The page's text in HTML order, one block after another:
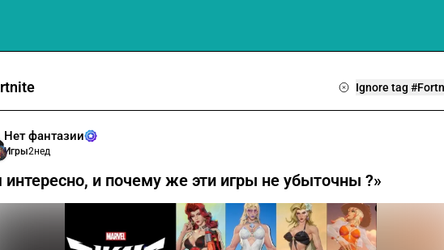
Ignore tag
Нет фантазии
Игры2нед
интересно, и почему же эти игры не убыточны ?»